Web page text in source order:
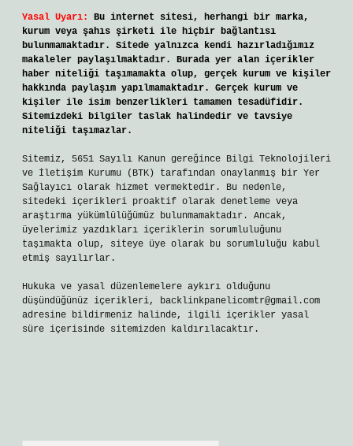
Yasal Uyarı:
Bu internet sitesi, herhangi bir marka,
kurum veya şahıs şirketi ile hiçbir bağlantısı
bulunmamaktadır. Sitede yalnızca kendi hazırladığımız
makaleler paylaşılmaktadır. Burada yer alan içerikler
haber niteliği taşımamakta olup, gerçek kurum ve kişiler
hakkında paylaşım yapılmamaktadır. Gerçek kurum ve
kişiler ile isim benzerlikleri tamamen tesadüfidir.
Sitemizdeki bilgiler taslak halindedir ve tavsiye
niteliği taşımazlar.
Sitemiz, 5651 Sayılı Kanun gereğince Bilgi Teknolojileri
ve İletişim Kurumu (BTK) tarafından onaylanmış bir Yer
Sağlayıcı olarak hizmet vermektedir. Bu nedenle,
sitedeki içerikleri proaktif olarak denetleme veya
araştırma yükümlülüğümüz bulunmamaktadır. Ancak,
üyelerimiz yazdıkları içeriklerin sorumluluğunu
taşımakta olup, siteye üye olarak bu sorumluluğu kabul
etmiş sayılırlar.
Hukuka ve yasal düzenlemelere aykırı olduğunu
düşündüğünüz içerikleri, backlinkpanelicomtr@gmail.com
adresine bildirmeniz halinde, ilgili içerikler yasal
süre içerisinde sitemizden kaldırılacaktır.